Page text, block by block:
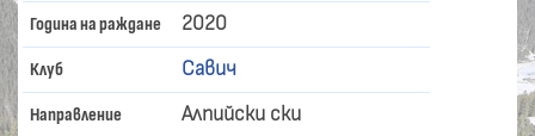
Година на раждане 2020
Клуб Савич
Направление Алпийски ски